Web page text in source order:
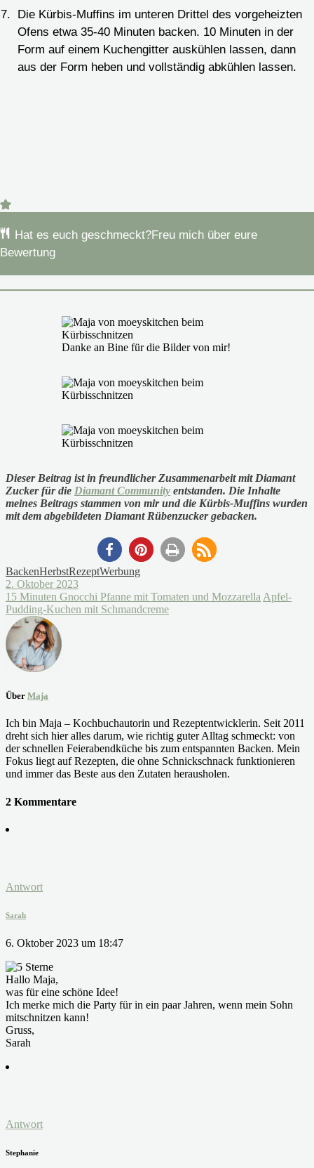
Die Kürbis-Muffins im unteren Drittel des vorgeheizten
Ofens etwa 35-40 Minuten backen. 10 Minuten in der
Form auf einem Kuchengitter auskühlen lassen, dann
aus der Form heben und vollständig abkühlen lassen.
Hat es euch geschmeckt?Freu mich über eure
Bewertung
Danke an Bine für die Bilder von mir!
Dieser Beitrag ist in freundlicher Zusammenarbeit mit Diamant
Zucker für die Diamant Community entstanden. Die Inhalte
meines Beitrags stammen von mir und die Kürbis-Muffins wurden
mit dem abgebildeten Diamant Rübenzucker gebacken.
BackenHerbstRezeptWerbung
2. Oktober 2023
15 Minuten Gnocchi Pfanne mit Tomaten und Mozzarella Apfel-
Pudding-Kuchen mit Schmandcreme
Über Maja
Ich bin Maja – Kochbuchautorin und Rezeptentwicklerin. Seit 2011
dreht sich hier alles darum, wie richtig guter Alltag schmeckt: von
der schnellen Feierabendküche bis zum entspannten Backen. Mein
Fokus liegt auf Rezepten, die ohne Schnickschnack funktionieren
und immer das Beste aus den Zutaten herausholen.
2 Kommentare
Antwort
Sarah
6. Oktober 2023 um 18:47
Hallo Maja,
was für eine schöne Idee!
Ich merke mich die Party für in ein paar Jahren, wenn mein Sohn
mitschnitzen kann!
Gruss,
Sarah
Antwort
Stephanie